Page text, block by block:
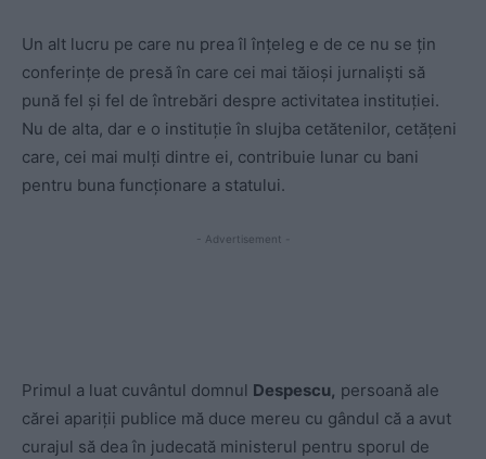
Un alt lucru pe care nu prea îl înțeleg e de ce nu se țin
conferințe de presă în care cei mai tăioși jurnaliști să
pună fel și fel de întrebări despre activitatea instituției.
Nu de alta, dar e o instituție în slujba cetătenilor, cetățeni
care, cei mai mulți dintre ei, contribuie lunar cu bani
pentru buna funcționare a statului.
- Advertisement -
Primul a luat cuvântul domnul Despescu, persoană ale
cărei apariții publice mă duce mereu cu gândul că a avut
curajul să dea în judecată ministerul pentru sporul de